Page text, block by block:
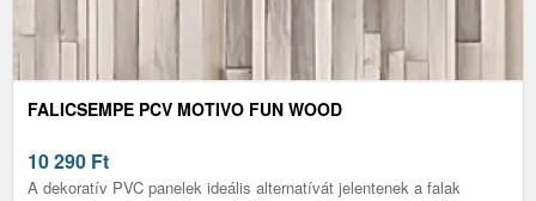
FALICSEMPE PCV MOTIVO FUN WOOD
10 290 Ft
A dekoratív PVC panelek ideális alternatívát jelentenek a falak